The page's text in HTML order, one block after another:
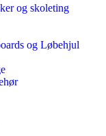
og skoleting
og Løbehjul